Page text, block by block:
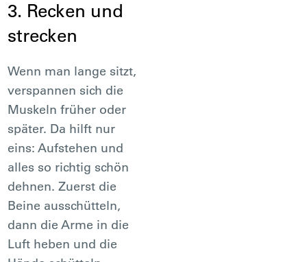
3. Recken und
strecken
Wenn man lange sitzt,
verspannen sich die
Muskeln früher oder
später. Da hilft nur
eins: Aufstehen und
alles so richtig schön
dehnen. Zuerst die
Beine ausschütteln,
dann die Arme in die
Luft heben und die